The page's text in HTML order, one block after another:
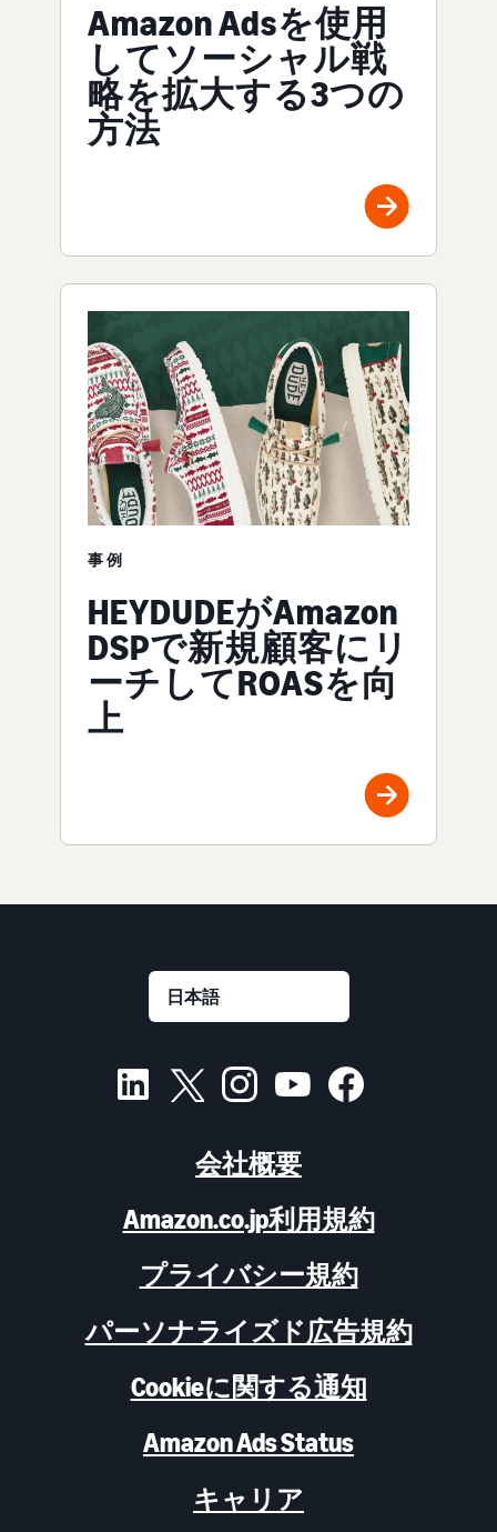
Amazon Adsを使用
してソーシャル戦
略を拡大する3つの
方法
事例
HEYDUDEがAmazon
DSPで新規顧客にリ
ーチしてROASを向
上
会社概要
Amazon.co.jp利用規約
プライバシー規約
パーソナライズド広告規約
Cookieに関する通知
Amazon Ads Status
キャリア